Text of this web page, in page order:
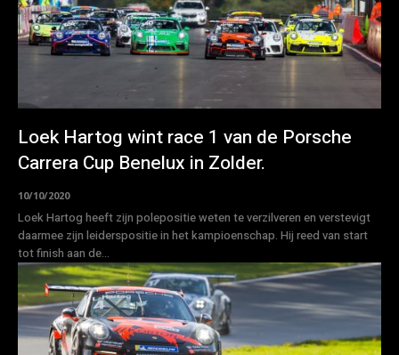
Loek Hartog wint race 1 van de Porsche
Carrera Cup Benelux in Zolder.
10/10/2020
Loek Hartog heeft zijn polepositie weten te verzilveren en verstevigt
daarmee zijn leiderspositie in het kampioenschap. Hij reed van start
tot finish aan de...